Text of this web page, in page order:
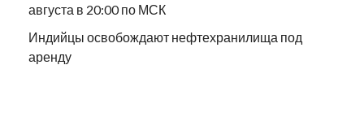
августа в 20:00 по МСК
Индийцы освобождают нефтехранилища под
аренду